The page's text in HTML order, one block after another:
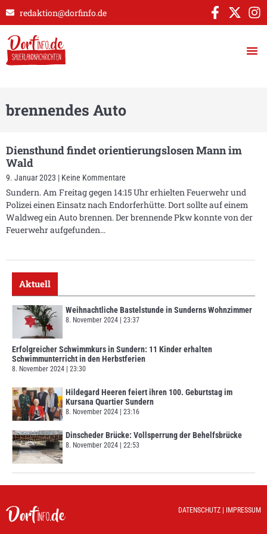
redaktion@dorfinfo.de
brennendes Auto
Diensthund findet orientierungslosen Mann im
Wald
9. Januar 2023 Keine Kommentare
Sundern. Am Freitag gegen 14:15 Uhr erhielten Feuerwehr und
Polizei einen Einsatz nach Endorferhütte. Dort sollte auf einem
Waldweg ein Auto brennen. Der brennende Pkw konnte von der
Feuerwehr aufgefunden
Aktuell
Weihnachtliche Bastelstunde in Sunderns Wohnzimmer
8. November 2024 23:37
Erfolgreicher Schwimmkurs in Sundern: 11 Kinder erhalten
Schwimmunterricht in den Herbstferien
8. November 2024 23:30
Hildegard Heeren feiert ihren 100. Geburtstag im
Kursana Quartier Sundern
8. November 2024 23:16
Dinscheder Brücke: Vollsperrung der Behelfsbrücke
8. November 2024 22:53
DATENSCHUTZ IMPRESSUM